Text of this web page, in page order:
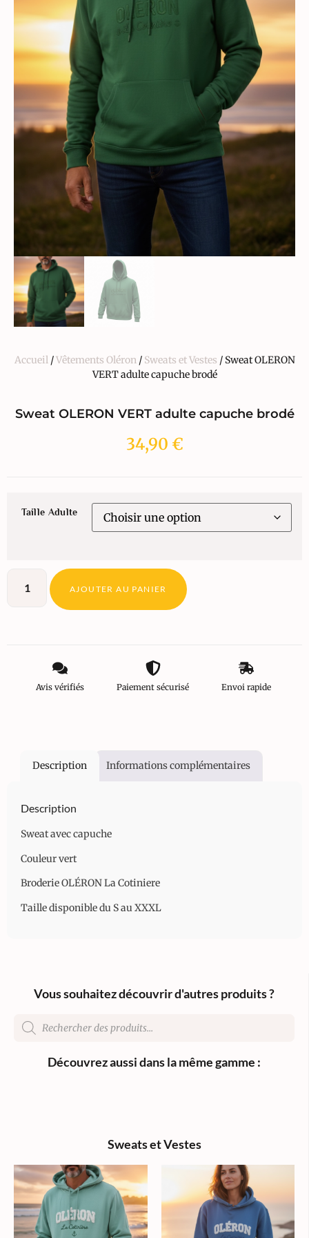
Accueil/Vêtements Oléron/ Sweats et Vestes / Sweat OLERON
VERT adulte capuche brodé
Sweat OLERON VERT adulte capuche brodé
34,90 €
Taille Adulte
AJOUTER AU PANIER
Avis vérifiés Paiement sécurisé Envoi rapide
Description Informations complémentaires
Description
Sweat avec capuche
Couleur vert
Broderie OLÉRON La Cotiniere
Taille disponible du S au XXXL
Vous souhaitez découvrir d'autres produits ?
Découvrez aussi dans la même gamme :
Sweats et Vestes